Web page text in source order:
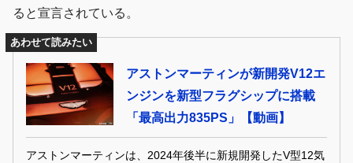
ると宣言されている。
あわせて読みたい
アストンマーティンが新開発V12エ
ンジンを新型フラグシップに搭載
「最高出力835PS」【動画】
アストンマーティンは、2024年後半に新規開発したV型12気